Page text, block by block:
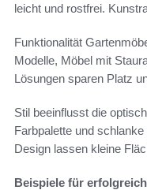
leicht und rostfrei.
Funktionalität
Modelle, Möbel mit
Lösungen sparen Platz
Stil beeinflusst die
Farbpalette und
Design lassen kleine
Beispiele für